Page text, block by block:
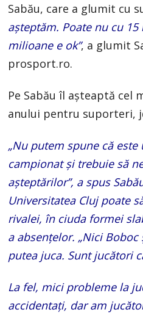
Sabău, care a glumit cu
așteptăm. Poate nu cu
milioane e ok”, a glumit
prosport.ro.
Pe Sabău îl așteaptă cel
anului pentru suporteri,
„Nu putem spune că
campionat și trebuie să
așteptărilor”, a spus
Universitatea Cluj poate
rivalei, în ciuda formei
a absențelor. „Nici
putea juca. Sunt jucători
La fel, mici probleme la
accidentați, dar am